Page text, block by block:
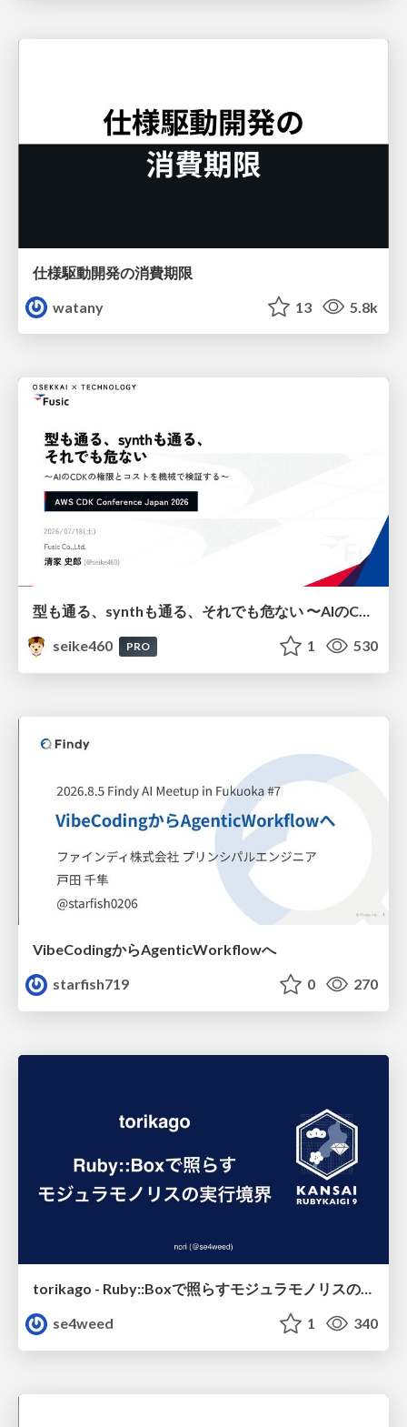
仕様駆動開発の消費期限
watany
13 5.8k
型も通る、synthも通る、それでも危ない 〜AIのCDKの権限とコストを機械で検証する〜 / It Passes Type Checks, It Passes Synth Checks, but It’s Still Risky — Automatically Verifying Permissions and Costs in AI’s CDK —
seike460
PRO 1 530
VibeCodingからAgenticWorkflowへ
starfish719
0 270
se4weed
1 340